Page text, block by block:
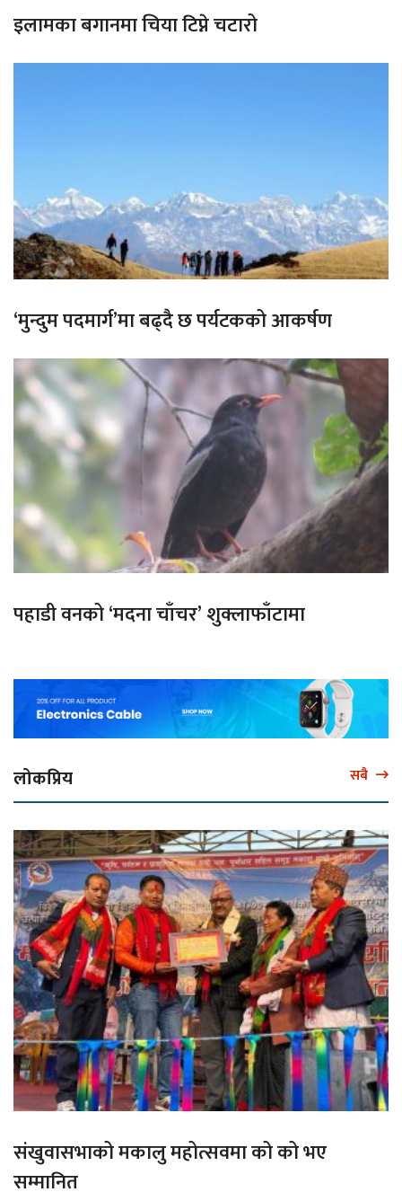
इलामका बगानमा चिया टिप्ने चटारो
‘मुन्दुम पदमार्ग’मा बढ्दै छ पर्यटकको आकर्षण
पहाडी वनको ‘मदना चाँचर’ शुक्लाफाँटामा
लोकप्रिय सबै
संखुवासभाको मकालु महोत्सवमा को को भए
सम्मानित